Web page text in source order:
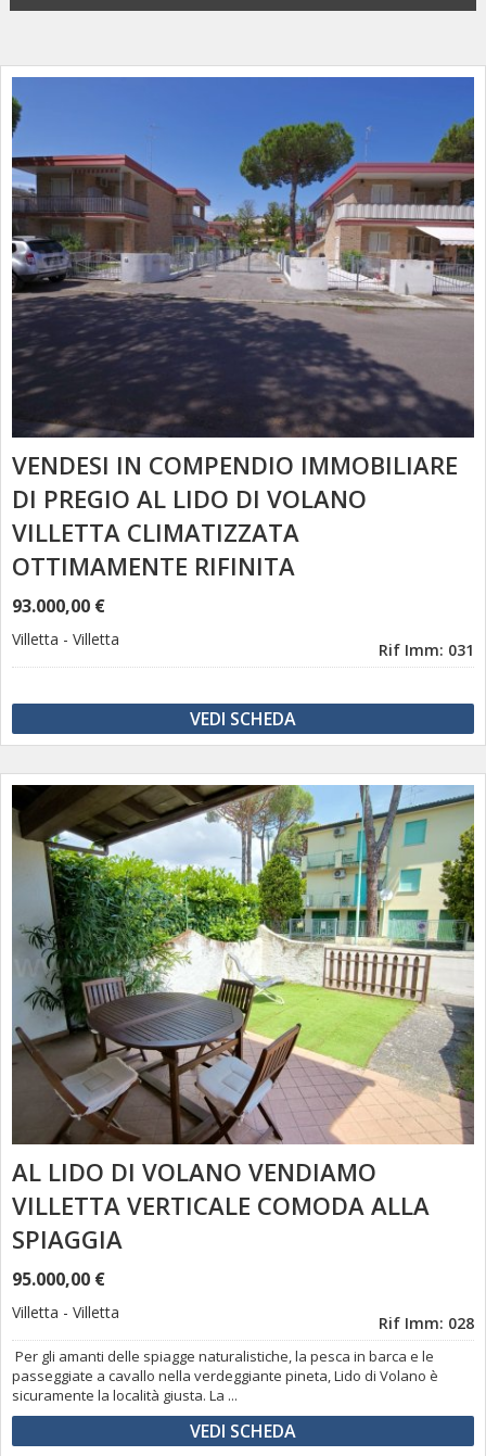
VENDESI IN COMPENDIO IMMOBILIARE
DI PREGIO AL LIDO DI VOLANO
VILLETTA CLIMATIZZATA
OTTIMAMENTE RIFINITA
93.000,00 €
Villetta - Villetta
Rif Imm: 031
VEDI SCHEDA
AL LIDO DI VOLANO VENDIAMO
VILLETTA VERTICALE COMODA ALLA
SPIAGGIA
95.000,00 €
Villetta - Villetta
Rif Imm: 028
Per gli amanti delle spiagge naturalistiche, la pesca in barca e le
passeggiate a cavallo nella verdeggiante pineta, Lido di Volano è
sicuramente la località giusta. La ...
VEDI SCHEDA